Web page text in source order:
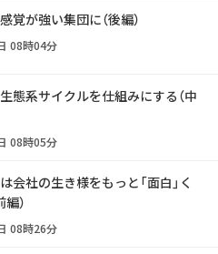
覚が強い集団に（後編）
08時04分
態系サイクルを仕組みにする（中
08時05分
会社の生き様をもっと「面白」く
）
08時26分